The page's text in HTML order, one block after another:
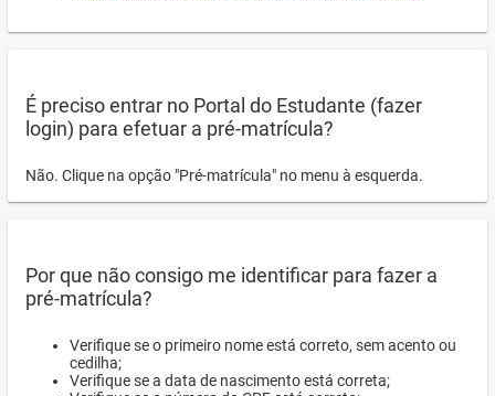
É preciso entrar no Portal do Estudante (fazer
login) para efetuar a pré-matrícula?
Não. Clique na opção "Pré-matrícula" no menu à esquerda.
Por que não consigo me identificar para fazer a
pré-matrícula?
Verifique se o primeiro nome está correto, sem acento ou
cedilha;
Verifique se a data de nascimento está correta;